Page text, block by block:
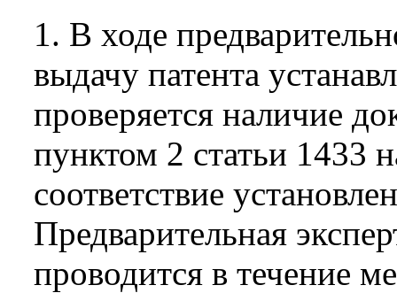
1. В ходе
выдачу патента
проверяется наличие
пунктом 2 статьи 1433
соответствие
Предварительная
проводится в течение